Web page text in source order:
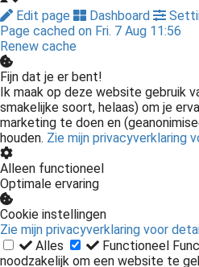
Edit page
Dashboard
Page cached on Fri. 7 Aug 11:56
Renew cache
Fijn dat je er bent!
Ik maak op deze website gebruik
smakelijke soort, helaas) om je
marketing te doen en
houden. Zie mijn privacyverklaring
Alleen functioneel
Optimale ervaring
Cookie instellingen
Zie mijn privacyverklaring voor
Alles
Functioneel
noodzakelijk om een website te